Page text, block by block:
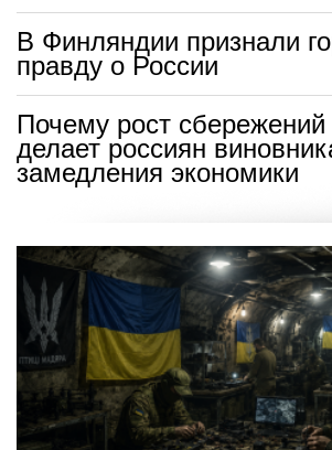
В Финляндии признали
правду о России
Почему рост сбережений
делает россиян
замедления экономики